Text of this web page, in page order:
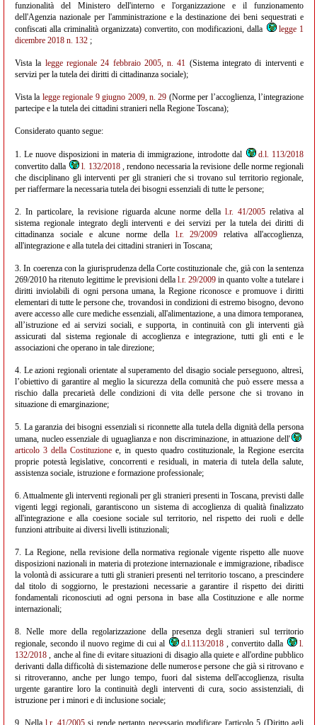
funzionalità del Ministero dell'interno e l'organizzazione e il funzionamento
dell'Agenzia nazionale per l'amministrazione e la destinazione dei beni sequestrati e
confiscati alla criminalità organizzata) convertito, con modificazioni, dalla
legge 1
dicembre 2018 n. 132 ;
Vista la legge regionale 24 febbraio 2005, n. 41 (Sistema integrato di interventi e
servizi per la tutela dei diritti di cittadinanza sociale);
Vista la legge regionale 9 giugno 2009, n. 29 (Norme per l’accoglienza, l’integrazione
partecipe e la tutela dei cittadini stranieri nella Regione Toscana);
Considerato quanto segue:
1. Le nuove disposizioni in materia di immigrazione, introdotte dal
d.l. 113/2018
convertito dalla
l. 132/2018, rendono necessaria la revisione delle norme regionali
che disciplinano gli interventi per gli stranieri che si trovano sul territorio regionale,
per riaffermare la necessaria tutela dei bisogni essenziali di tutte le persone;
2. In particolare, la revisione riguarda alcune norme della l.r. 41/2005 relativa al
sistema regionale integrato degli interventi e dei servizi per la tutela dei diritti di
cittadinanza sociale e alcune norme della l.r. 29/2009 relativa all'accoglienza,
all'integrazione e alla tutela dei cittadini stranieri in Toscana;
3. In coerenza con la giurisprudenza della Corte costituzionale che, già con la sentenza
269/2010 ha ritenuto legittime le previsioni della l.r. 29/2009 in quanto volte a tutelare i
diritti inviolabili di ogni persona umana, la Regione riconosce e promuove i diritti
elementari di tutte le persone che, trovandosi in condizioni di estremo bisogno, devono
avere accesso alle cure mediche essenziali, all'alimentazione, a una dimora temporanea,
all’istruzione ed ai servizi sociali, e supporta, in continuità con gli interventi già
assicurati dal sistema regionale di accoglienza e integrazione, tutti gli enti e le
associazioni che operano in tale direzione;
4. Le azioni regionali orientate al superamento del disagio sociale perseguono, altresì,
l’obiettivo di garantire al meglio la sicurezza della comunità che può essere messa a
rischio dalla precarietà delle condizioni di vita delle persone che si trovano in
situazione di emarginazione;
5. La garanzia dei bisogni essenziali si riconnette alla tutela della dignità della persona
umana, nucleo essenziale di uguaglianza e non discriminazione, in attuazione dell'
articolo 3 della Costituzione e, in questo quadro costituzionale, la Regione esercita
proprie potestà legislative, concorrenti e residuali, in materia di tutela della salute,
assistenza sociale, istruzione e formazione professionale;
6. Attualmente gli interventi regionali per gli stranieri presenti in Toscana, previsti dalle
vigenti leggi regionali, garantiscono un sistema di accoglienza di qualità finalizzato
all'integrazione e alla coesione sociale sul territorio, nel rispetto dei ruoli e delle
funzioni attribuite ai diversi livelli istituzionali;
7. La Regione, nella revisione della normativa regionale vigente rispetto alle nuove
disposizioni nazionali in materia di protezione internazionale e immigrazione, ribadisce
la volontà di assicurare a tutti gli stranieri presenti nel territorio toscano, a prescindere
dal titolo di soggiorno, le prestazioni necessarie a garantire il rispetto dei diritti
fondamentali riconosciuti ad ogni persona in base alla Costituzione e alle norme
internazionali;
8. Nelle more della regolarizzazione della presenza degli stranieri sul territorio
regionale, secondo il nuovo regime di cui al
d.l.113/2018 , convertito dalla
l.
132/2018 , anche al fine di evitare situazioni di disagio alla quiete e all'ordine pubblico
derivanti dalla difficoltà di sistemazione delle numerose persone che già si ritrovano e
si ritroveranno, anche per lungo tempo, fuori dal sistema dell'accoglienza, risulta
urgente garantire loro la continuità degli interventi di cura, socio assistenziali, di
istruzione per i minori e di inclusione sociale;
9. Nella l.r. 41/2005si rende pertanto necessario modificare l'articolo 5 (Diritto agli